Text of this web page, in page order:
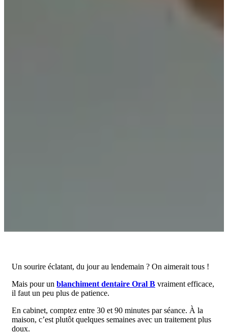
Un sourire éclatant, du jour au lendemain ? On aimerait tous !
Mais pour un blanchiment dentaire Oral B vraiment efficace,
il faut un peu plus de patience.
En cabinet, comptez entre 30 et 90 minutes par séance. À la
maison, c’est plutôt quelques semaines avec un traitement plus
doux.